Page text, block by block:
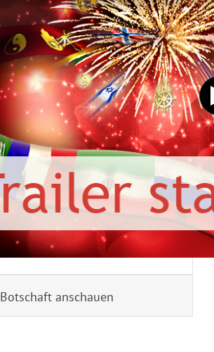
Botschaft anschauen